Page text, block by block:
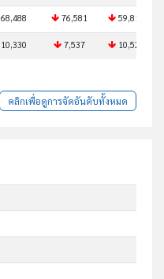
68,488 76,581 59,810
10,330 7,537 10,527
คลิกเพื่อดูการจัดอันดับทั้งหมด